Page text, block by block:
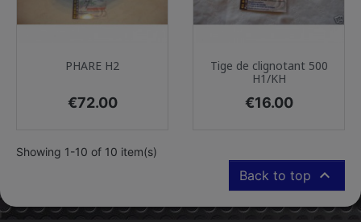
PHARE H2
Price
€72.00
Tige de clignotant 500
H1/KH
Price
€16.00
Showing 1-10 of 10 item(s)
Back to top 